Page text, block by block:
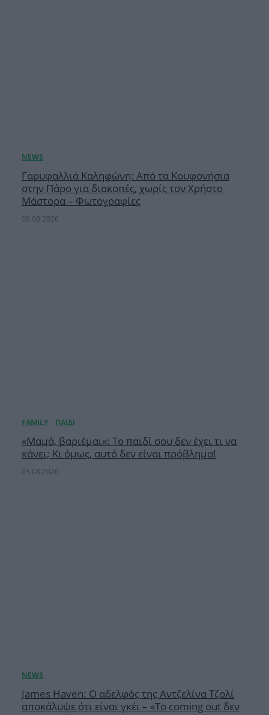
Γαρυφαλλιά Καληφώνη: Από τα Κουφονήσια
στην Πάρο για διακοπές, χωρίς τον Χρήστο
Μάστορα – Φωτογραφίες
06.08.2026
«Μαμά, βαριέμαι»: Το παιδί σου δεν έχει τι να
κάνει; Κι όμως, αυτό δεν είναι πρόβλημα!
03.08.2026
James Haven: Ο αδελφός της Αντζελίνα Τζολί
αποκάλυψε ότι είναι γκέι – «Το coming out δεν